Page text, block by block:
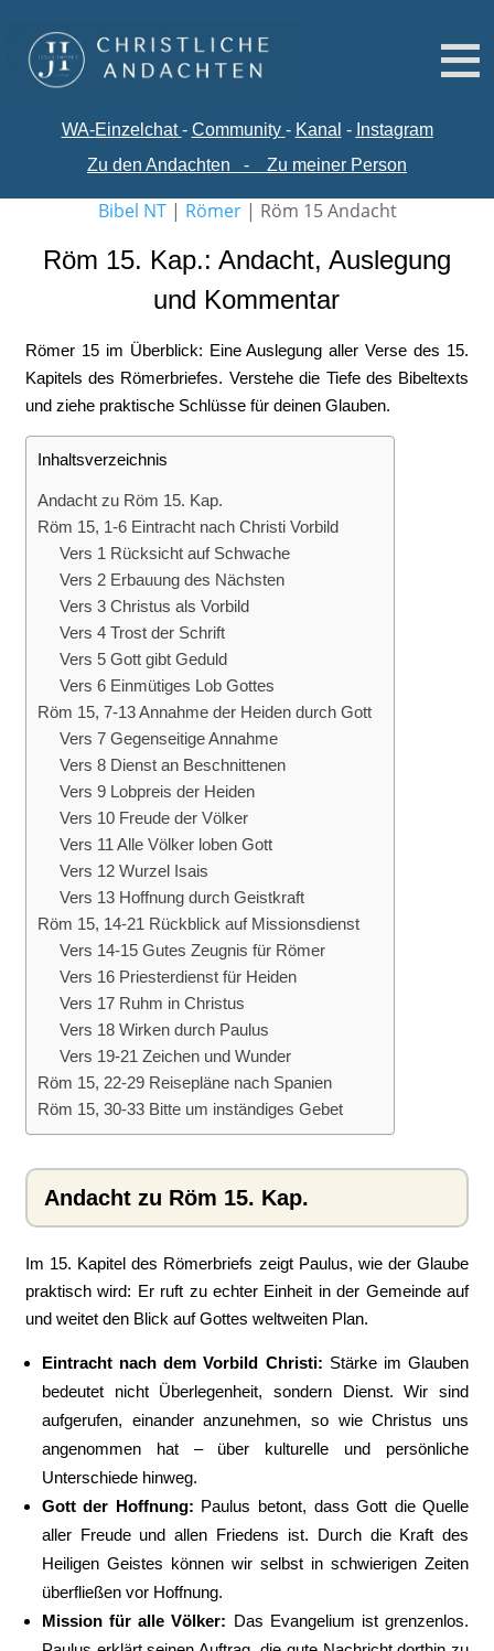
WA-Einzelchat - Community - Kanal - Instagram
Zu den Andachten
- Zu meiner Person
Bibel NT| Römer| Röm 15 Andacht
Röm 15. Kap.: Andacht, Auslegung
und Kommentar
Römer 15 im Überblick: Eine Auslegung aller Verse des 15.
Kapitels des Römerbriefes. Verstehe die Tiefe des Bibeltexts
und ziehe praktische Schlüsse für deinen Glauben.
Inhaltsverzeichnis
Andacht zu Röm 15. Kap.
Röm 15, 1-6 Eintracht nach Christi Vorbild
Vers 1 Rücksicht auf Schwache
Vers 2 Erbauung des Nächsten
Vers 3 Christus als Vorbild
Vers 4 Trost der Schrift
Vers 5 Gott gibt Geduld
Vers 6 Einmütiges Lob Gottes
Röm 15, 7-13 Annahme der Heiden durch Gott
Vers 7 Gegenseitige Annahme
Vers 8 Dienst an Beschnittenen
Vers 9 Lobpreis der Heiden
Vers 10 Freude der Völker
Vers 11 Alle Völker loben Gott
Vers 12 Wurzel Isais
Vers 13 Hoffnung durch Geistkraft
Röm 15, 14-21 Rückblick auf Missionsdienst
Vers 14-15 Gutes Zeugnis für Römer
Vers 16 Priesterdienst für Heiden
Vers 17 Ruhm in Christus
Vers 18 Wirken durch Paulus
Vers 19-21 Zeichen und Wunder
Röm 15, 22-29 Reisepläne nach Spanien
Röm 15, 30-33 Bitte um inständiges Gebet
Andacht zu Röm 15. Kap.
Im 15. Kapitel des Römerbriefs zeigt Paulus, wie der Glaube
praktisch wird: Er ruft zu echter Einheit in der Gemeinde auf
und weitet den Blick auf Gottes weltweiten Plan.
Eintracht nach dem Vorbild Christi: Stärke im Glauben
bedeutet nicht Überlegenheit, sondern Dienst. Wir sind
aufgerufen, einander anzunehmen, so wie Christus uns
angenommen hat – über kulturelle und persönliche
Unterschiede hinweg.
Gott der Hoffnung: Paulus betont, dass Gott die Quelle
aller Freude und allen Friedens ist. Durch die Kraft des
Heiligen Geistes können wir selbst in schwierigen Zeiten
überfließen vor Hoffnung.
Mission für alle Völker: Das Evangelium ist grenzenlos.